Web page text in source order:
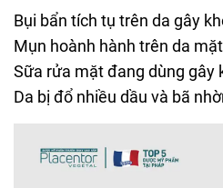
Bụi bẩn tích tụ trên da gây
Mụn hoành hành trên da mặt
Sữa rửa mặt đang dùng gây
Da bị đổ nhiều dầu và bã